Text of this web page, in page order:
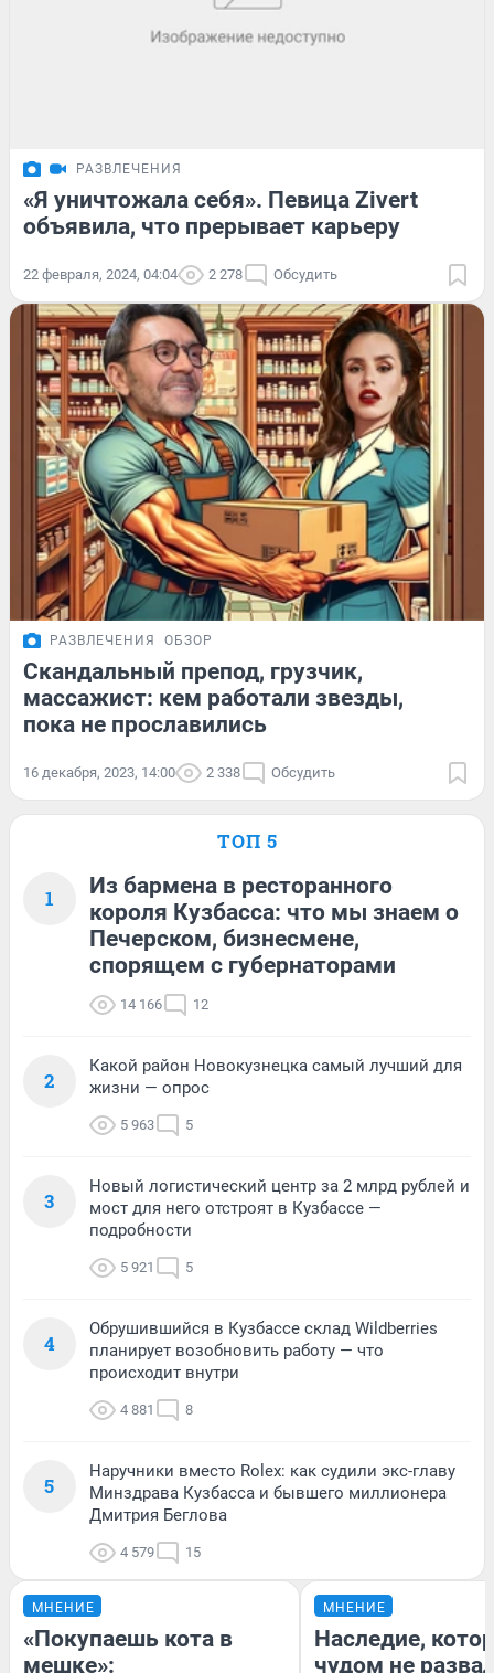
РАЗВЛЕЧЕНИЯ
«Я уничтожала себя». Певица Zivert
объявила, что прерывает карьеру
22 февраля, 2024, 04:04 2 278 Обсудить
РАЗВЛЕЧЕНИЯ ОБЗОР
Скандальный препод, грузчик,
массажист: кем работали звезды,
пока не прославились
16 декабря, 2023, 14:00 2 338 Обсудить
ТОП 5
1
Из бармена в ресторанного
короля Кузбасса: что мы знаем о
Печерском, бизнесмене,
спорящем с губернаторами
14 166 12
2
Какой район Новокузнецка самый лучший для
жизни — опрос
5 963 5
3
Новый логистический центр за 2 млрд рублей и
мост для него отстроят в Кузбассе —
подробности
5 921 5
4
Обрушившийся в Кузбассе склад Wildberries
планирует возобновить работу — что
происходит внутри
4 881 8
5
Наручники вместо Rolex: как судили экс-главу
Минздрава Кузбасса и бывшего миллионера
Дмитрия Беглова
4 579 15
МНЕНИЕ
«Покупаешь кота в
мешке»:
МНЕНИЕ
Наследие,
чудом не